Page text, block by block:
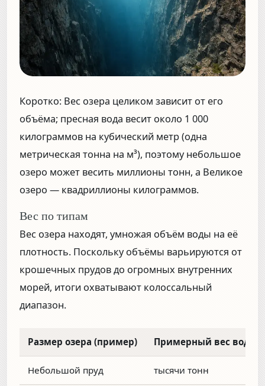
Коротко: Вес озера целиком зависит от его
объёма; пресная вода весит около 1 000
килограммов на кубический метр(одна
метрическая тонна на м³), поэтому небольшое
озеро может весить миллионы тонн, а Великое
озеро — квадриллионы килограммов.
Вес по типам
Вес озера находят, умножая объём воды на её
плотность. Поскольку объёмы варьируются от
крошечных прудов до огромных внутренних
морей, итоги охватывают колоссальный
диапазон.
Размер озера (пример) Примерный вес воды
Небольшой пруд тысячи тонн